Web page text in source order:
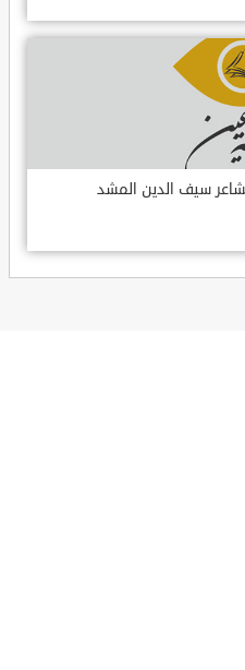
سيف الدين المشد